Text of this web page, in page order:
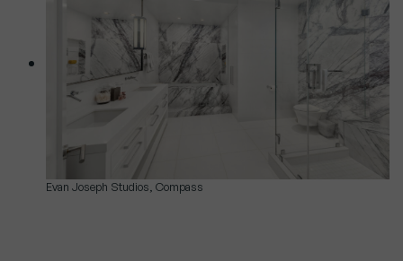
Evan Joseph Studios, Compass